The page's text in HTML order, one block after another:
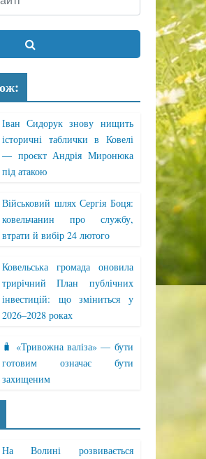
Іван Сидорук знову нищить
історичні таблички в Ковелі
— проєкт Андрія Миронюка
під атакою
Військовий шлях Сергія Боця:
ковельчанин про службу,
втрати й вибір 24 лютого
Ковельська громада оновила
трирічний План публічних
інвестицій: що зміниться у
2026–2028 роках
🧳 «Тривожна валіза» — бути
готовим означає бути
захищеним
На Волині розвивається